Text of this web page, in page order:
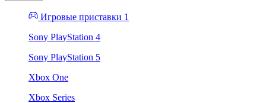
Игровые приставки 1
Sony PlayStation 4
Sony PlayStation 5
Xbox One
Xbox Series